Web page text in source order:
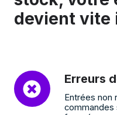
devient vite
Erreurs
Entrées non
Erreurs
de
stock